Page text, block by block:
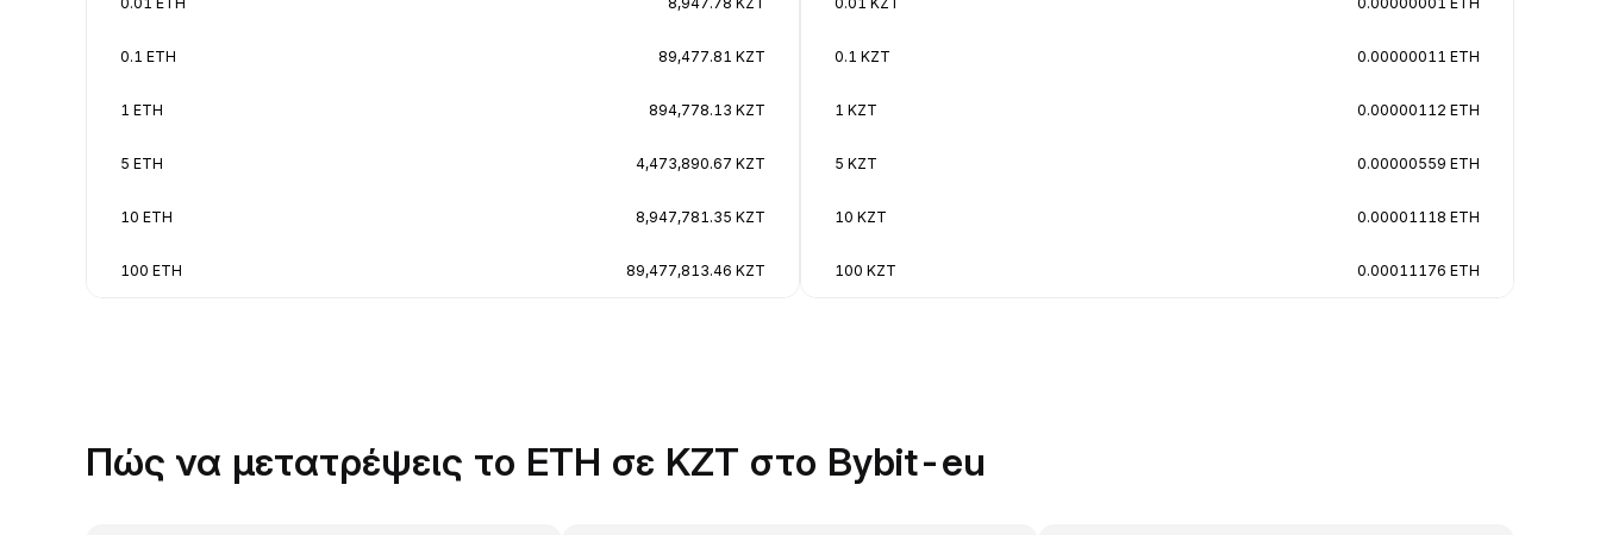
0.1 ETH 89,477.81 KZT
1 ETH 894,778.13 KZT
5 ETH 4,473,890.67 KZT
10 ETH 8,947,781.35 KZT
100 ETH 89,477,813.46 KZT
0.1 KZT 0.00000011 ETH
1 KZT 0.00000112 ETH
5 KZT 0.00000559 ETH
10 KZT 0.00001118 ETH
100 KZT 0.00011176 ETH
Πώς να μετατρέψεις το ETH σε KZT στο Bybit-eu